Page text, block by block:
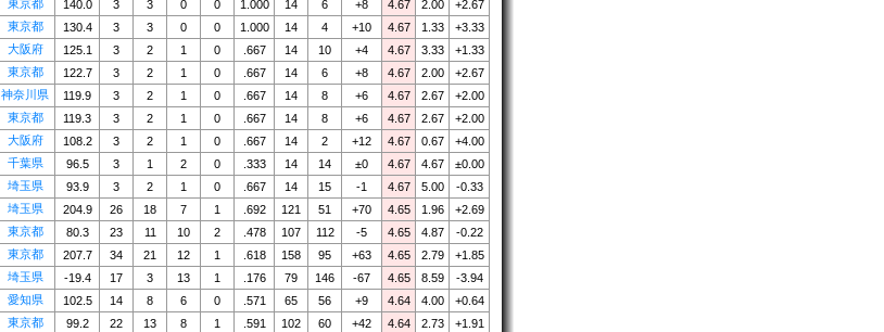
東京都 140.0 3 3 0 0 1.000 14 6 +8 4.67 2.00
+2.67
東京都 130.4 3 3 0 0 1.000 14 4 +10 4.67 1.33
+3.33
大阪府 125.1 3 2 1 0 .667 14 10 +4 4.67 3.33
+1.33
東京都 122.7 3 2 1 0 .667 14 6 +8 4.67 2.00
+2.67
神奈川県 119.9 3 2 1 0 .667 14 8 +6 4.67 2.67
+2.00
東京都 119.3 3 2 1 0 .667 14 8 +6 4.67 2.67
+2.00
大阪府 108.2 3 2 1 0 .667 14 2 +12 4.67 0.67
+4.00
千葉県 96.5 3 1 2 0 .333 14 14 ±0 4.67 4.67
±0.00
埼玉県 93.9 3 2 1 0 .667 14 15 -1 4.67 5.00
-0.33
埼玉県 204.9 26 18 7 1 .692 121 51 +70 4.65 1.96
+2.69
東京都 80.3 23 11 10 2 .478 107 112 -5 4.65 4.87
-0.22
東京都 207.7 34 21 12 1 .618 158 95 +63 4.65 2.79
+1.85
埼玉県 -19.4 17 3 13 1 .176 79 146 -67 4.65 8.59
-3.94
愛知県 102.5 14 8 6 0 .571 65 56 +9 4.64 4.00
+0.64
東京都 99.2 22 13 8 1 .591 102 60 +42 4.64 2.73
+1.91